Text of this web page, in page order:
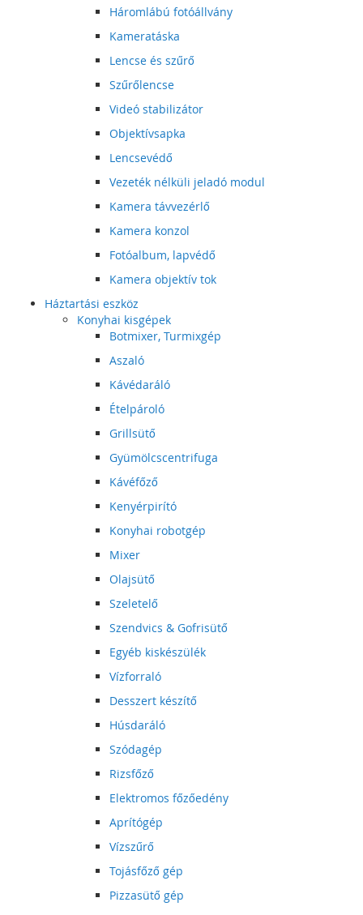
Háromlábú fotóállvány
Kameratáska
Lencse és szűrő
Szűrőlencse
Videó stabilizátor
Objektívsapka
Lencsevédő
Vezeték nélküli jeladó modul
Kamera távvezérlő
Kamera konzol
Fotóalbum, lapvédő
Kamera objektív tok
Háztartási eszköz
Konyhai kisgépek
Botmixer, Turmixgép
Aszaló
Kávédaráló
Ételpároló
Grillsütő
Gyümölcscentrifuga
Kávéfőző
Kenyérpirító
Konyhai robotgép
Mixer
Olajsütő
Szeletelő
Szendvics & Gofrisütő
Egyéb kiskészülék
Vízforraló
Desszert készítő
Húsdaráló
Szódagép
Rizsfőző
Elektromos főzőedény
Aprítógép
Vízszűrő
Tojásfőző gép
Pizzasütő gép